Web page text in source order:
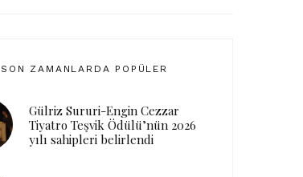
SON ZAMANLARDA POPÜLER
Gülriz Sururi-Engin Cezzar
Tiyatro Teşvik Ödülü’nün 2026
yılı sahipleri belirlendi